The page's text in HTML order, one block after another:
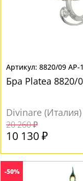
8820/09 AP-1
Бра Platea 8820/
Divinare (Италия)
20 260 ₽
10 130 ₽
-50%